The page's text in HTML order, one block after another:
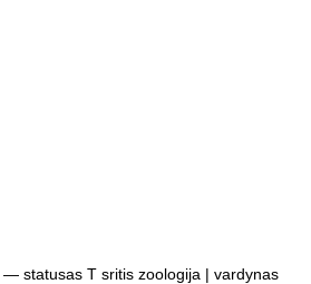
— statusas T sritis zoologija | vardynas